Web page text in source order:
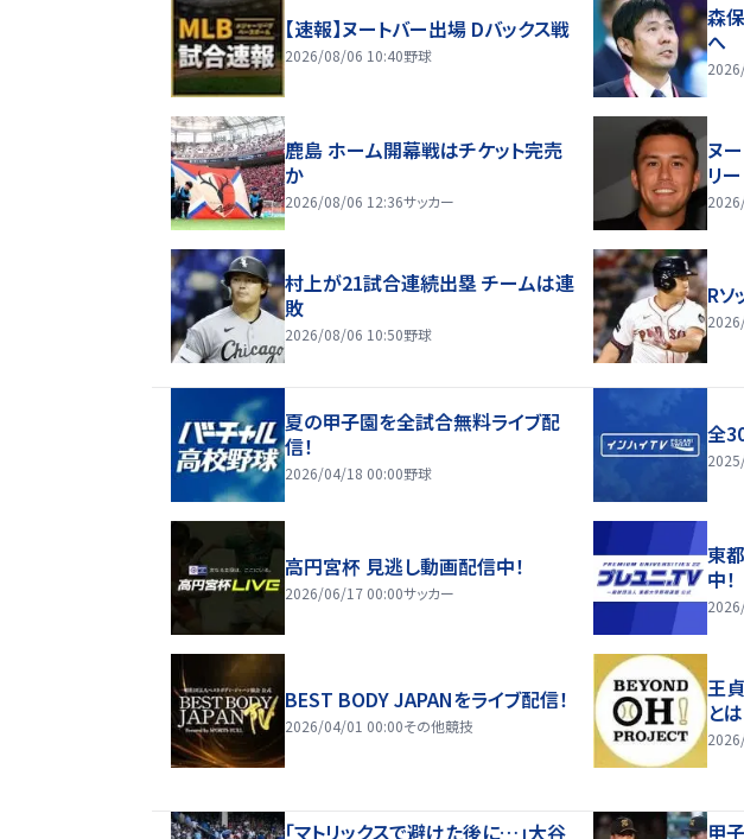
【速報】ヌートバー出場 Dバックス戦
2026/08/06 10:40野球
森
へ
鹿島 ホーム開幕戦はチケット完売
か
2026/08/06 12:36サッカー
ヌ
リー
村上が21試合連続出塁 チームは連
敗
2026/08/06 10:50野球
Rソ
夏の甲子園を全試合無料ライブ配
信！
2026/04/18 00:00野球
全
高円宮杯 見逃し動画配信中！
2026/06/17 00:00サッカー
東
中！
BEST BODY JAPANをライブ配信！
2026/04/01 00:00その他競技
王
とは
「マトリックスで避けた後に…」大谷 甲